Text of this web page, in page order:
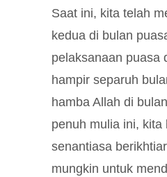
Saat ini, kita telah
kedua di bulan
pelaksanaan puasa
hampir separuh
hamba Allah di
penuh mulia ini, kita
senantiasa
mungkin untuk